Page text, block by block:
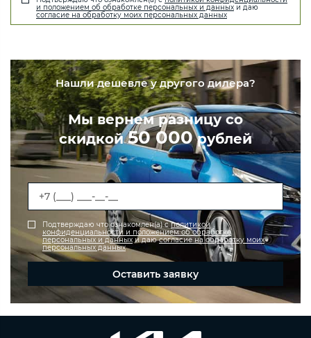
и положением об обработке персональных и данных и даю
согласие на обработку моих персональных данных
Нашли дешевле у другого дилера?
Мы вернем разницу со
скидкой50 000рублей
Подтверждаю что ознакомлен(а) сполитикой
конфиденциальности и положением об обработке
персональных и данныхи даюсогласие на обработку моих
персональных данных
Оставить заявку